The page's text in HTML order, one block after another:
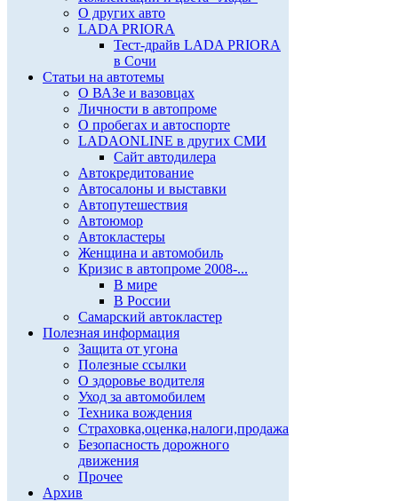
О других авто
LADA PRIORA
Тест-драйв LADA PRIORA
в Сочи
Статьи на автотемы
О ВАЗе и вазовцах
Личности в автопроме
О пробегах и автоспорте
LADAONLINE в других СМИ
Сайт автодилера
Автокредитование
Автосалоны и выставки
Автопутешествия
Автоюмор
Автокластеры
Женщина и автомобиль
Кризис в автопроме 2008-...
В мире
В России
Самарский автокластер
Полезная информация
Защита от угона
Полезные ссылки
О здоровье водителя
Уход за автомобилем
Техника вождения
Страховка,оценка,налоги,продажа
Безопасность дорожного
движения
Прочее
Архив